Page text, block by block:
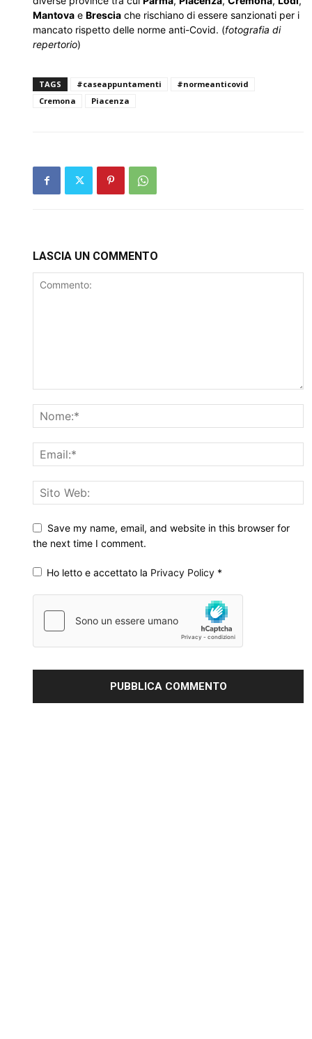
Mantova e Brescia che rischiano di essere sanzionati per i
mancato rispetto delle norme anti-Covid. (fotografia di
repertorio)
TAGS #caseappuntamenti
#normeanticovid
Cremona
Piacenza
LASCIA UN COMMENTO
Save my name, email, and website in this browser for
the next time I comment.
Ho letto e accettato la Privacy Policy *